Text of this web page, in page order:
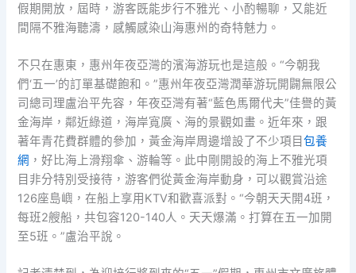
假期開放，屆時，游客既能步行不雅光、小酌暢聊，又能近
間隔不雅海聽濤，感觸感染山海惠州的奇特魅力。
不只在惠東，惠州年夜亞灣的濱海游玩也是這般。“今朝我
們‘五一’的訂單基礎飽和。”惠州年夜亞灣潤華游玩開闢無限公
司總司理盧治平先容，年夜亞灣有著“藍色馬爾代夫”佳譽的黃
金海岸，鄰近綠道，海岸寬廣、海的景觀如畫。近年來，跟
著年青花費群體的參加，黃金海岸周邊增設了不少項目包養
網 ，好比海上滑翔傘、游輪等。此中剛開設的海上不雅光項
目非分特別受接待，游客們從黃金海岸動身，可以觀賞沿途
126座島嶼，在船上享用KTV和歡喜派對。“今朝天天開4班，
每班2艘船，共包容120-140人。天天爆滿。打算在五一加開
至5班。”盧治平說。